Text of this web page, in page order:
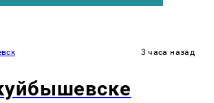
3 часа назад